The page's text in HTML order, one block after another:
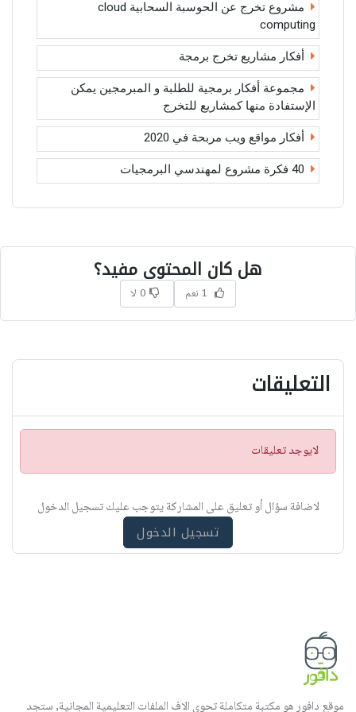
مشروع تخرج عن الحوسبة السحابية cloud
computing
أفكار مشاريع تخرج برمجة
مجموعة أفكار برمجية للطلبة و المبرمجين يمكن
الإستفادة منها كمشاريع للتخرج
أفكار مواقع ويب مربحة في 2020
40 فكرة مشروع لمهندسي البرمجيات
هل كان المحتوى مفيد؟
1 نعم 0 لا
التعليقات
ت
ن
ي
لايوجد تعليقات
لاضافة سؤال أو تعليق على المشاركة يتوجب عليك تسجيل الدخول
تسجيل الدخول
موقع دافور هو مكتبة متكاملة تحوي الاف الملفات التعليمية المجانية, ستجد